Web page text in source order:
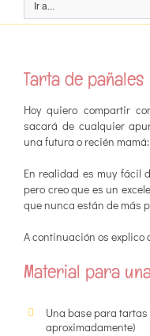
Ir a...
Tarta de pañales
Hoy quiero compartir
sacará de cualquier
una futura o recién
En realidad es muy fácil
pero creo que es un
que nunca están de más
A continuación os explico
Material para
Una base para
aproximadamente)